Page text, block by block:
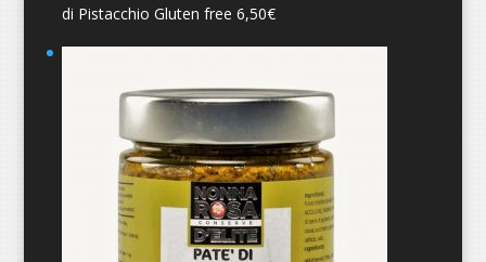
di Pistacchio Gluten free 6,50€